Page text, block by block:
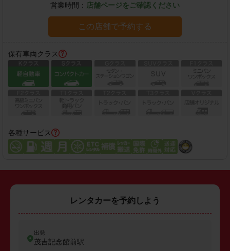
営業時間： 店舗ページをご確認ください
この店舗で予約する
保有車両クラス
各種サービス
レンタカーを予約しよう
出発
茂吉記念館前駅